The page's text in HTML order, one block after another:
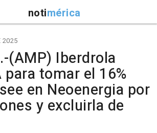
notimérica
2025
(AMP) Iberdrola
para tomar el 16%
en Neoenergia por
y excluirla de